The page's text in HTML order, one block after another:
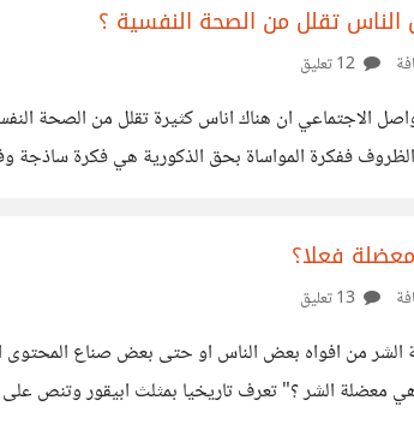
الناس تقلل من الصحة النفسية ؟
الاجتماعي ان هناك اناس كثيرة تقلل من الصحة
ففكرة المواساة بحق الذكورية هي فكرة
فعلا؟
الشر من افواه بعض الناس او حتى بعض صناع